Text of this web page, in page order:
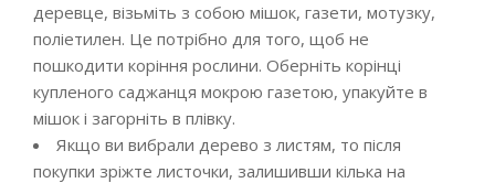
деревце, візьміть з собою мішок, газети, мотузку,
поліетилен. Це потрібно для того, щоб не
пошкодити коріння рослини. Оберніть корінці
купленого саджанця мокрою газетою, упакуйте в
мішок і загорніть в плівку.
Якщо ви вибрали дерево з листям, то після
покупки зріжте листочки, залишивши кілька на